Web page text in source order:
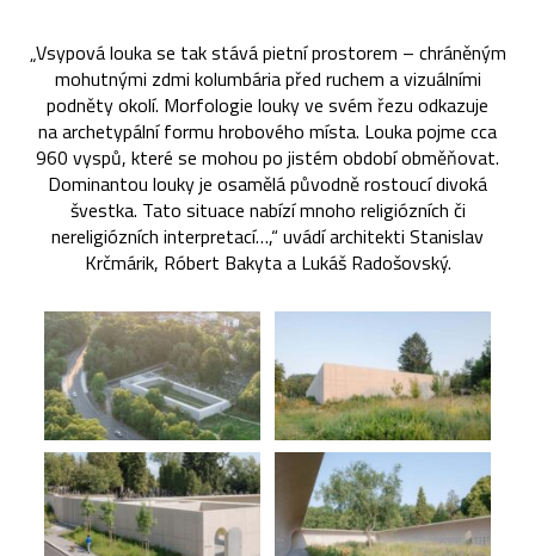
„Vsypová louka se tak stává pietní prostorem – chráněným
mohutnými zdmi kolumbária před ruchem a vizuálními
podněty okolí. Morfologie louky ve svém řezu odkazuje
na archetypální formu hrobového místa. Louka pojme cca
960 vyspů, které se mohou po jistém období obměňovat.
Dominantou louky je osamělá původně rostoucí divoká
švestka. Tato situace nabízí mnoho religiózních či
nereligiózních interpretací…,“ uvádí architekti Stanislav
Krčmárik, Róbert Bakyta a Lukáš Radošovský.